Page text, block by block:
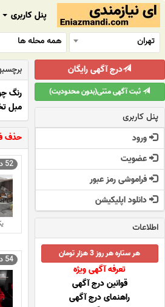
پنل کاربری
تهران
همه محله ها
رنگ
مبل
حذف
52 دقیقه پیش
54 دقیقه پیش
درج آگهی رایگان
ثبت آگهی متنی(بدون محدودیت)
پنل کاربری
ورود
عضویت
فراموشی رمز عبور
دانلود اپلیکیشن
اطلاعات
هر ستاره هر روز 3 هزار تومان
تعرفه آگهی ویژه
قوانین درج آگهی
راهنمای درج آگهی